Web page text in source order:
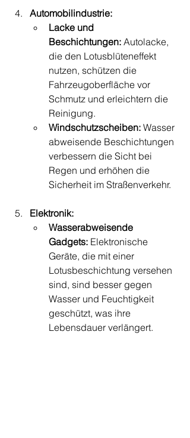
Automobilindustrie:
Lacke und
Beschichtungen: Autolacke,
die den Lotusblüteneffekt
nutzen, schützen die
Fahrzeugoberfläche vor
Schmutz und erleichtern die
Reinigung.
Windschutzscheiben: Wasser
abweisende Beschichtungen
verbessern die Sicht bei
Regen und erhöhen die
Sicherheit im Straßenverkehr.
Elektronik:
Wasserabweisende
Gadgets: Elektronische
Geräte, die mit einer
Lotusbeschichtung versehen
sind, sind besser gegen
Wasser und Feuchtigkeit
geschützt, was ihre
Lebensdauer verlängert.